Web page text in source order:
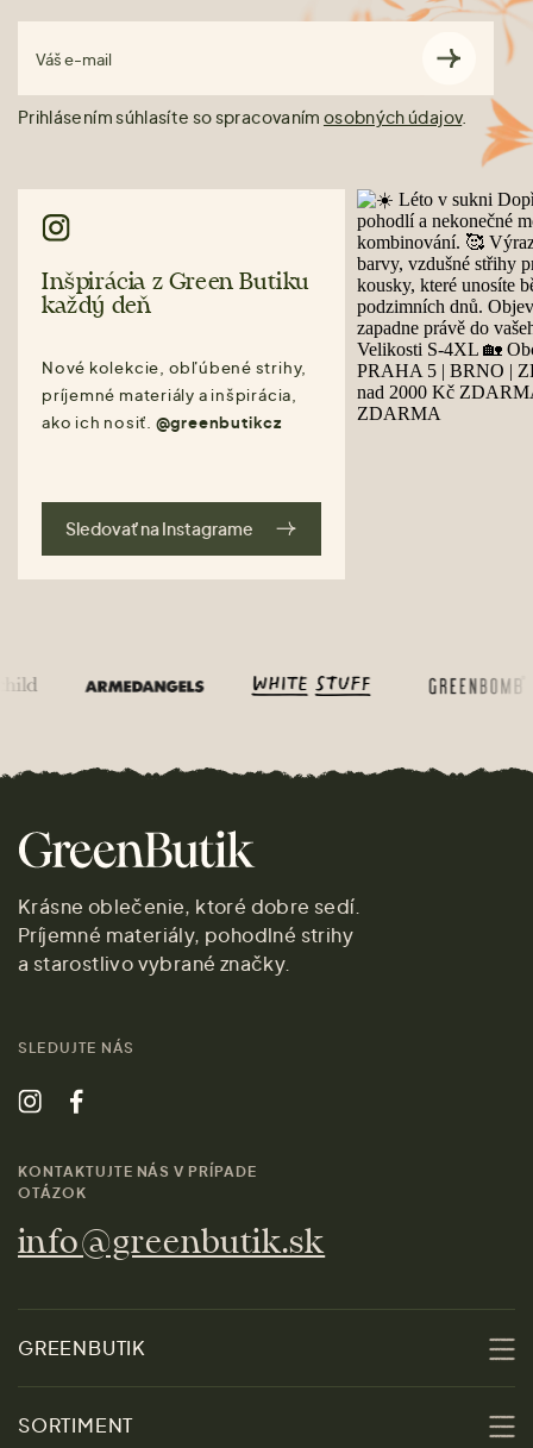
Váš e-mail
Prihlásením súhlasíte so spracovaním osobných údajov.
Inšpirácia z Green Butiku
každý deň
Nové kolekcie, obľúbené strihy,
príjemné materiály a inšpirácia,
ako ich nosiť. @greenbutikcz
Sledovať na Instagrame
Krásne oblečenie, ktoré dobre sedí.
Príjemné materiály, pohodlné strihy
a starostlivo vybrané značky.
SLEDUJTE NÁS
KONTAKTUJTE NÁS V PRÍPADE
OTÁZOK
info@greenbutik.sk
GREENBUTIK
SORTIMENT